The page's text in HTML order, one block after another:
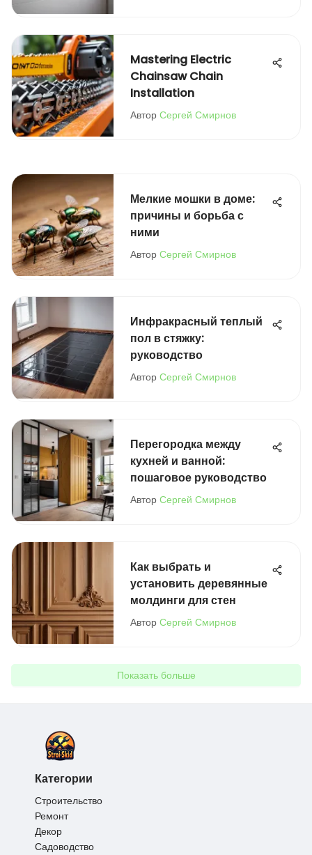
Mastering Electric
Chainsaw Chain
Installation
Автор Сергей Смирнов
Мелкие мошки в доме:
причины и борьба с
ними
Автор Сергей Смирнов
Инфракрасный теплый
пол в стяжку:
руководство
Автор Сергей Смирнов
Перегородка между
кухней и ванной:
пошаговое руководство
Автор Сергей Смирнов
Как выбрать и
установить деревянные
молдинги для стен
Автор Сергей Смирнов
Показать больше
Категории
Строительство
Ремонт
Декор
Садоводство